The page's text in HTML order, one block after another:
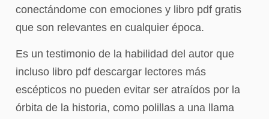
conectándome con emociones y libro pdf gratis
que son relevantes en cualquier época.
Es un testimonio de la habilidad del autor que
incluso libro pdf descargar lectores más
escépticos no pueden evitar ser atraídos por la
órbita de la historia, como polillas a una llama